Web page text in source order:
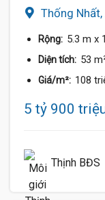
Thống
Rộng: 5.3 m x
Diện tích: 53
Giá/m²: 108
5 tỷ 900
Thịnh BĐS